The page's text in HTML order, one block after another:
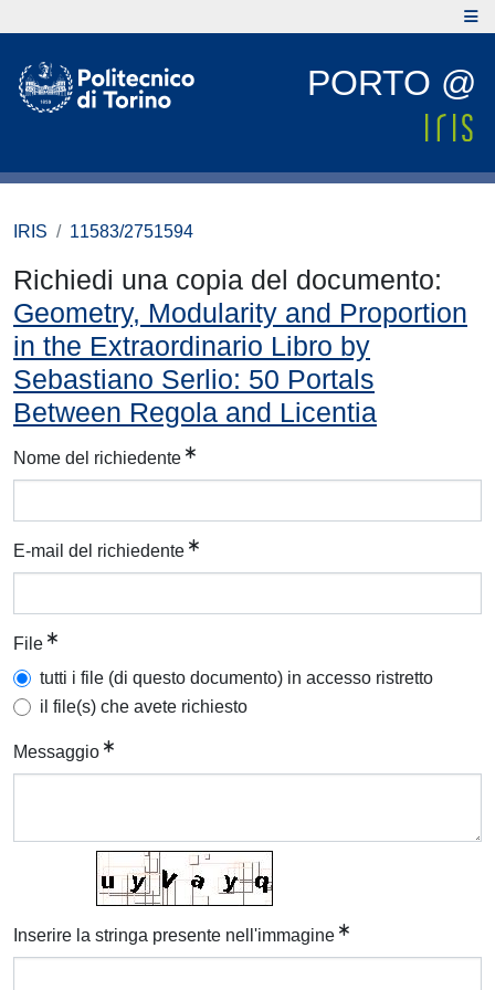
PORTO @
IRIS 11583/2751594
Richiedi una copia del documento:
Geometry, Modularity and Proportion
in the Extraordinario Libro by
Sebastiano Serlio: 50 Portals
Between Regola and Licentia
Nome del richiedente
E-mail del richiedente
File
tutti i file (di questo documento) in accesso ristretto
il file(s) che avete richiesto
Messaggio
Inserire la stringa presente nell'immagine